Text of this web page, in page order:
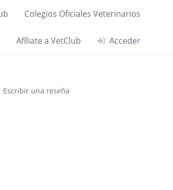
Colegios Oficiales Veterinarios
Afíliate a VetClub Acceder
Escribir una reseña